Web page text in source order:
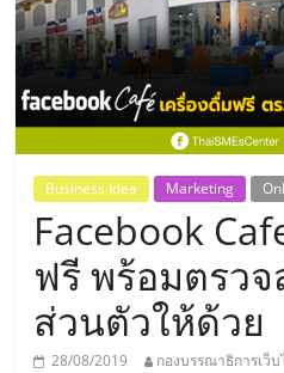
รวม
ธุรกิจ
เอ
ส
Business Idea Marketing
Facebook
ฟรี พร้อมตรว
ส่วนตัวให้ด้วย
28/08/2019 กองบรรณาธิการเว็